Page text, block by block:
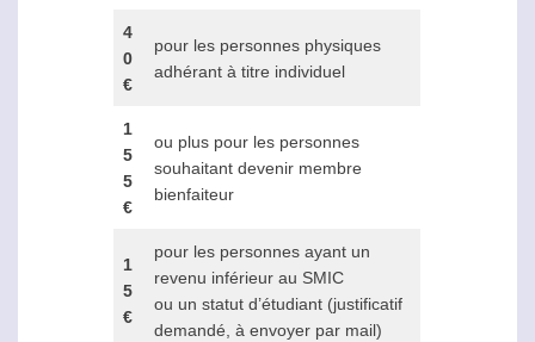
4
0
€
pour les personnes physiques
adhérant à titre individuel
1
5
5
€
ou plus pour les personnes
souhaitant devenir membre
bienfaiteur
1
5
€
pour les personnes ayant un
revenu inférieur au SMIC
ou un statut d’étudiant (justificatif
demandé, à envoyer par mail)